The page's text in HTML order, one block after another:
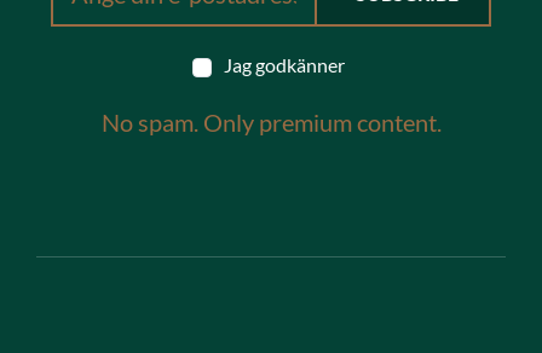
Jag godkänner
No spam. Only premium content.